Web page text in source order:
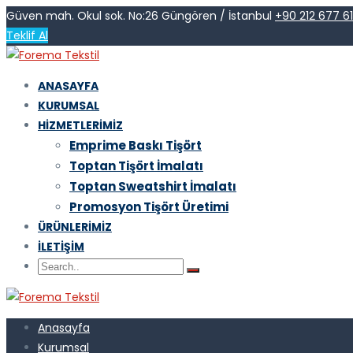
Güven mah. Okul sok. No:26 Güngören / İstanbul +90 212 677
Teklif Al
ANASAYFA
KURUMSAL
HIZMETLERIMIZ
Emprime Baskı Tişört
Toptan Tişört İmalatı
Toptan Sweatshirt İmalatı
Promosyon Tişört Üretimi
ÜRÜNLERIMIZ
İLETIŞIM
Anasayfa
Kurumsal